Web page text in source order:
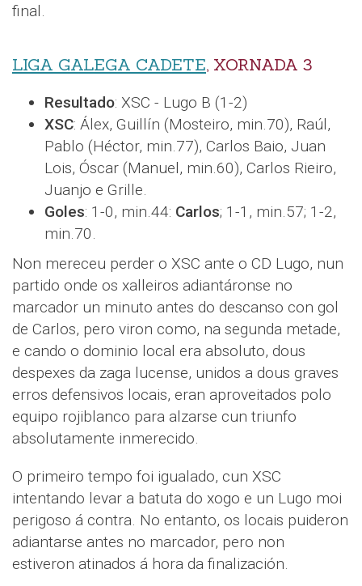
final.
LIGA GALEGA CADETE, XORNADA 3
Resultado: XSC - Lugo B (1-2)
XSC: Álex, Guillín (Mosteiro, min.70), Raúl,
Pablo (Héctor, min.77), Carlos Baio, Juan
Lois, Óscar (Manuel, min.60), Carlos Rieiro,
Juanjo e Grille.
Goles: 1-0, min.44: Carlos; 1-1, min.57; 1-2,
min.70.
Non mereceu perder o XSC ante o CD Lugo, nun
partido onde os xalleiros adiantáronse no
marcador un minuto antes do descanso con gol
de Carlos, pero viron como, na segunda metade,
e cando o dominio local era absoluto, dous
despexes da zaga lucense, unidos a dous graves
erros defensivos locais, eran aproveitados polo
equipo rojiblanco para alzarse cun triunfo
absolutamente inmerecido.
O primeiro tempo foi igualado, cun XSC
intentando levar a batuta do xogo e un Lugo moi
perigoso á contra. No entanto, os locais puideron
adiantarse antes no marcador, pero non
estiveron atinados á hora da finalización.